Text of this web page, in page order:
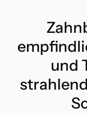
und